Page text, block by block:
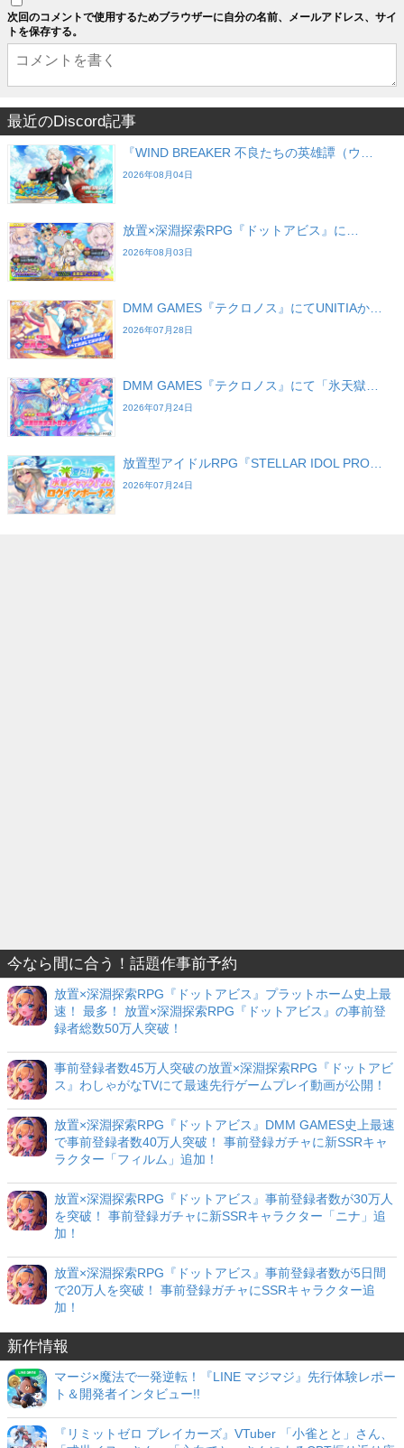
次回のコメントで使用するためブラウザーに自分の名前、メールアドレス、サイ
トを保存する。
最近のDiscord記事
『WIND BREAKER 不良たちの英雄譚（ウ…
2026年08月04日
放置×深淵探索RPG『ドットアビス』に…
2026年08月03日
DMM GAMES『テクロノス』にてUNITIAか…
2026年07月28日
DMM GAMES『テクロノス』にて「氷天獄…
2026年07月24日
放置型アイドルRPG『STELLAR IDOL PRO…
2026年07月24日
今なら間に合う！話題作事前予約
放置×深淵探索RPG『ドットアビス』プラットホーム史上最
速！ 最多！ 放置×深淵探索RPG『ドットアビス』の事前登
録者総数50万人突破！
事前登録者数45万人突破の放置×深淵探索RPG『ドットアビ
ス』わしゃがなTVにて最速先行ゲームプレイ動画が公開！
放置×深淵探索RPG『ドットアビス』DMM GAMES史上最速
で事前登録者数40万人突破！ 事前登録ガチャに新SSRキャ
ラクター「フィルム」追加！
放置×深淵探索RPG『ドットアビス』事前登録者数が30万人
を突破！ 事前登録ガチャに新SSRキャラクター「ニナ」追
加！
放置×深淵探索RPG『ドットアビス』事前登録者数が5日間
で20万人を突破！ 事前登録ガチャにSSRキャラクター追
加！
新作情報
マージ×魔法で一発逆転！『LINE マジマジ』先行体験レポー
ト＆開発者インタビュー!!
『リミットゼロ ブレイカーズ』VTuber 「小雀とと」さん、